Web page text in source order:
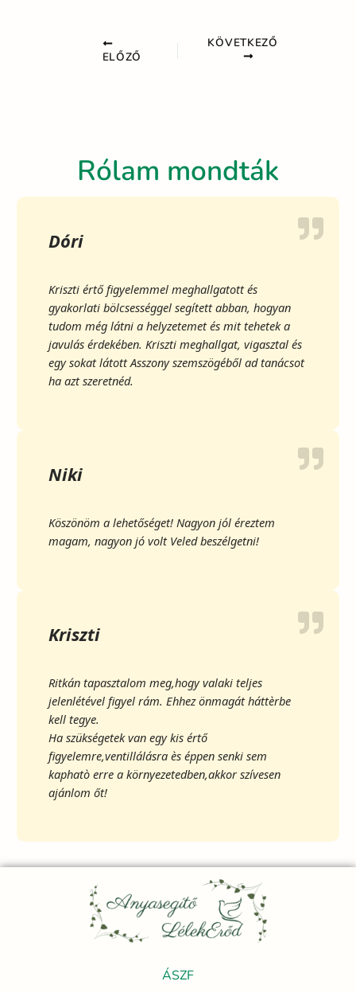
ELŐZŐ
KÖVETKEZŐ
Rólam mondták
Dóri
Kriszti értő figyelemmel meghallgatott és
gyakorlati bölcsességgel segített abban, hogyan
tudom még látni a helyzetemet és mit tehetek a
javulás érdekében. Kriszti meghallgat, vigasztal és
egy sokat látott Asszony szemszögéből ad tanácsot
ha azt szeretnéd.
Niki
Köszönöm a lehetőséget! Nagyon jól éreztem
magam, nagyon jó volt Veled beszélgetni!
Kriszti
Ritkán tapasztalom meg,hogy valaki teljes
jelenlétével figyel rám. Ehhez önmagát háttèrbe
kell tegye.
Ha szükségetek van egy kis értő
figyelemre,ventillálásra ès éppen senki sem
kaphatò erre a környezetedben,akkor szívesen
ajánlom őt!
ÁSZF